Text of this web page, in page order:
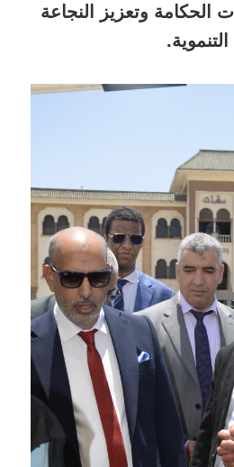
الحكامة وتعزيز النجاعة